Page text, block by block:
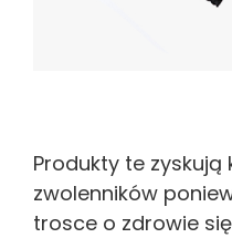
Produkty te
zwolenników
trosce o zdrowie